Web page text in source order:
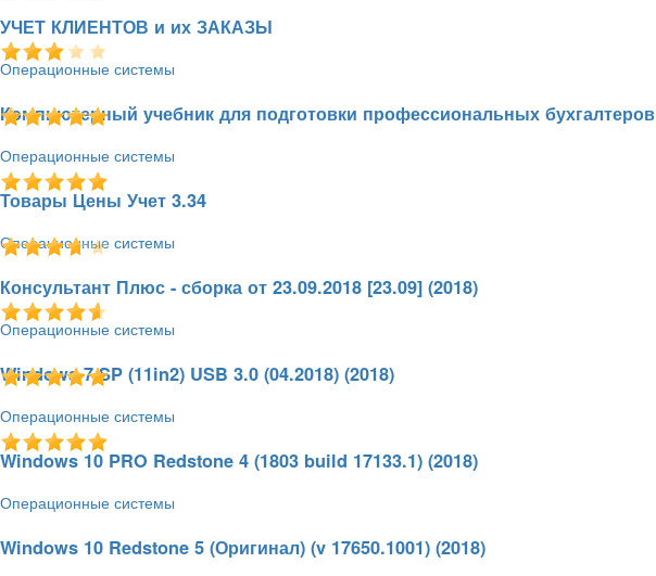
УЧЕТ КЛИЕНТОВ и их ЗАКАЗЫ
Операционные системы
Компьютерный учебник для подготовки профессиональных бухгалтеров
Операционные системы
03.11.2018 - 12:59
Товары Цены Учет 3.34
Операционные системы
03.11.2018 - 12:57
Консультант Плюс - сборка от 23.09.2018 [23.09] (2018)
Операционные системы
Windows 7 SP (11in2) USB 3.0 (04.2018) (2018)
Операционные системы
23.05.2018 - 11:57
Windows 10 PRO Redstone 4 (1803 build 17133.1) (2018)
Операционные системы
Windows 10 Redstone 5 (Оригинал) (v 17650.1001) (2018)